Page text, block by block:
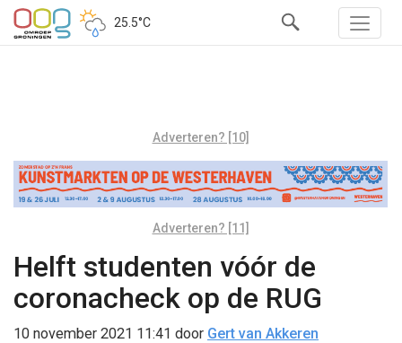
25.5°C
Adverteren? [10]
Adverteren? [11]
Helft studenten vóór de
coronacheck op de RUG
10 november 2021 11:41 door Gert van Akkeren